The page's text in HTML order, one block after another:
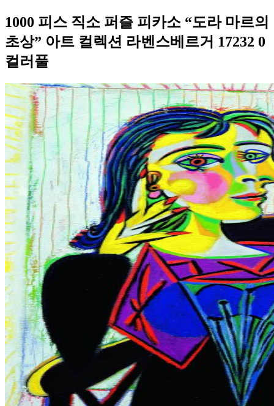
1000 피스 직소 퍼즐 피카소 “도라 마르의
초상” 아트 컬렉션 라벤스베르거 17232 0
컬러풀